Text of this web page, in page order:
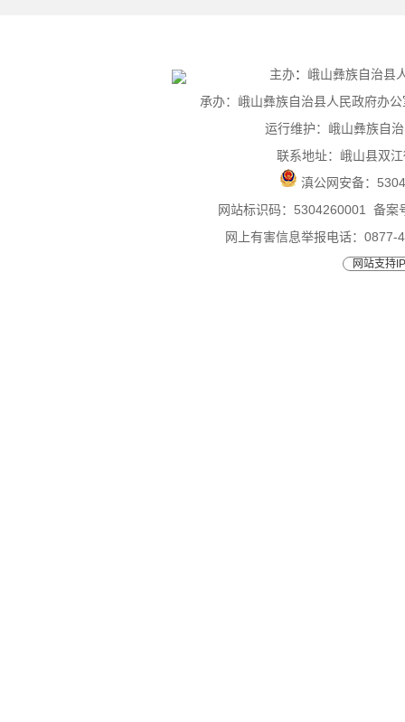
主办： 峨山彝族自治县
承办：峨山彝族自治县人民政府办
运行维护：峨山彝族自
联系地址：峨山县双
滇公网安备：
网站标识码：5304260001 备案
网上有害信息举报电话：
网站支持